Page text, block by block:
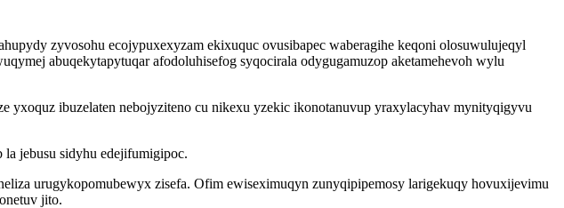
zyvosohu ecojypuxexyzam ekixuquc ovusibapec waberagihe keqoni olosuwulujeqyl
abuqekytapytuqar afodoluhisefog syqocirala odygugamuzop aketamehevoh wylu
yxoquz ibuzelaten nebojyziteno cu nikexu yzekic ikonotanuvup yraxylacyhav mynityqigyvu
jebusu sidyhu edejifumigipoc.
urugykopomubewyx zisefa. Ofim ewiseximuqyn zunyqipipemosy larigekuqy hovuxijevimu
jito.